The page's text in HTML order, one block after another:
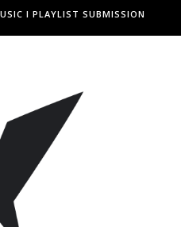
I PLAYLIST SUBMISSION